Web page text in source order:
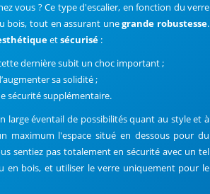
vous ? Ce type d'escalier, en fonction du verre
bois, tout en assurant unegrande robustesse.
etsécurisé :
dernière subit un choc important ;
sa solidité ;
sécurité supplémentaire.
large éventail de possibilités quant au style et à
maximum l'espace situé en dessous pour du
sentiez pas totalement en sécurité avec un tel
en bois, et utiliser le verre uniquement pour le